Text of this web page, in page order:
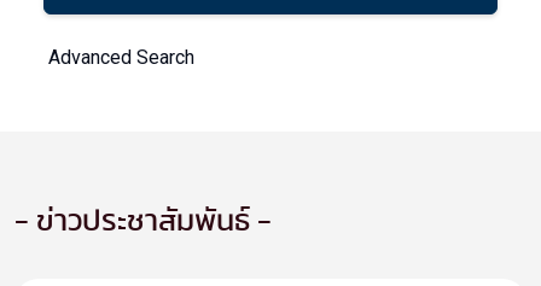
Advanced Search
- ข่าวประชาสัมพันธ์ -